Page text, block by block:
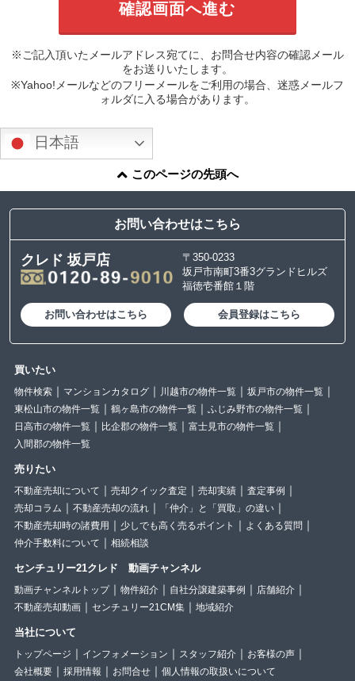
※ご記入頂いたメールアドレス宛てに、お問合せ内容の確認メール
をお送りいたします。
※Yahoo!メールなどのフリーメールをご利用の場合、迷惑メールフ
ォルダに入る場合があります。
日本語
このページの先頭へ
お問い合わせはこちら
クレド 坂戸店
〒350-0233
坂戸市南町3番3グランドヒルズ
福徳壱番館１階
お問い合わせはこちら 会員登録はこちら
買いたい
物件検索 マンションカタログ 川越市の物件一覧
坂戸市の物件一覧
東松山市の物件一覧
鶴ヶ島市の物件一覧
ふじみ野市の物件一覧
日高市の物件一覧
比企郡の物件一覧
富士見市の物件一覧
入間郡の物件一覧
売りたい
不動産売却について 売却クイック査定 売却実績
査定事例
売却コラム
不動産売却の流れ
「仲介」と「買取」の違い
不動産売却時の諸費用
少しでも高く売るポイント
よくある質問
仲介手数料について
相続相談
センチュリー21クレド 動画チャンネル
動画チャンネルトップ 物件紹介 自社分譲建築事例
店舗紹介
不動産売却動画
センチュリー21CM集 地域紹介
当社について
トップページ インフォメーション スタッフ紹介
お客様の声
会社概要
採用情報 お問合せ 個人情報の取扱いについて